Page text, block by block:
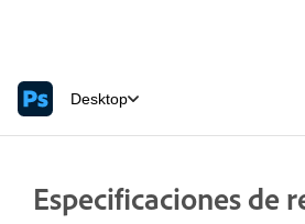
Desktop
Especificaciones de